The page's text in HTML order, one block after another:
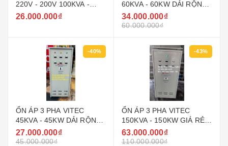
220V - 200V 100KVA -
100KW LIOA
26.000.000₫
60KVA - 60KW DẢI RỘNG
160V - 430V ( 90V - 250V )
GIÁ RẺ
34.000.000₫
60.000.000₫
-40%
ỔN ÁP 3 PHA VITEC
45KVA - 45KW DẢI RỘNG
160V - 430V ( 90V - 250V )
GIÁ RẺ
27.000.000₫
45.000.000₫
-43%
ỔN ÁP 3 PHA VITEC
150KVA - 150KW GIÁ RẺ
NHẤT THỊ TRƯỜNG
63.000.000₫
110.000.000₫